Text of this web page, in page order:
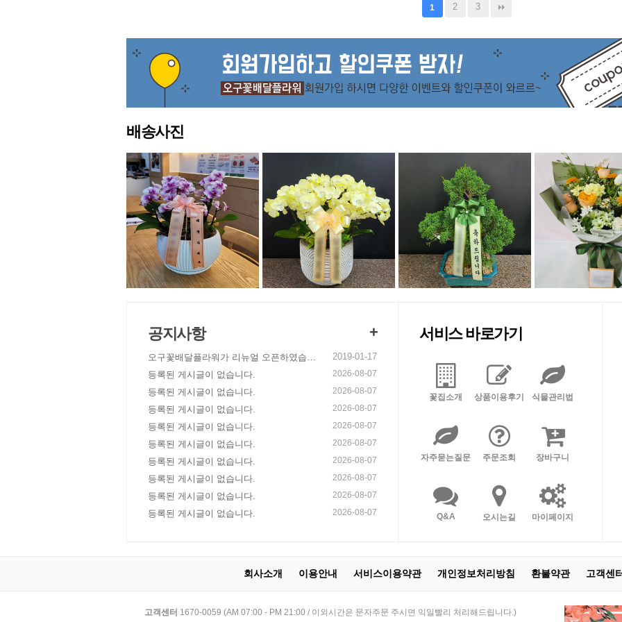
1 2 3
배송사진
공지사항 +
오구꽃배달플라워가 리뉴얼 오픈하였습니
다!
2019-01-17
등록된 게시글이 없습니다.
2026-08-07
등록된 게시글이 없습니다. 2026-08-07
등록된 게시글이 없습니다. 2026-08-07
등록된 게시글이 없습니다. 2026-08-07
등록된 게시글이 없습니다. 2026-08-07
등록된 게시글이 없습니다. 2026-08-07
등록된 게시글이 없습니다. 2026-08-07
등록된 게시글이 없습니다. 2026-08-07
등록된 게시글이 없습니다. 2026-08-07
서비스 바로가기
꽃집소개 상품이용후기 식물관리법
자주묻는질문 주문조회 장바구니
Q&A 오시는길 마이페이지
회사소개 이용안내 서비스이용약관 개인정보처리방침 환불약관 고객센
고객센터 1670-0059 (AM 07:00 - PM 21:00 / 이외시간은 문자주문 주시면 익일빨리 처리해드립니다.)